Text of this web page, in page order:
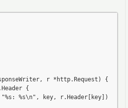
r *http.Request) {